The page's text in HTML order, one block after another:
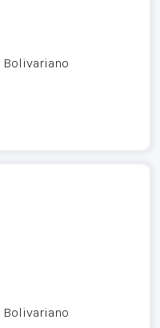
Bolivariano
Bolivariano